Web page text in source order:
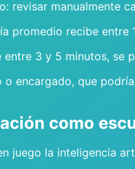
revisar manualmente
promedio recibe entre
entre 3 y 5 minutos, se
o encargado, que
como
juego la inteligencia